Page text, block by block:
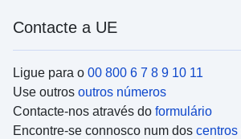
Contacte a UE
Ligue para o 00 800 6 7 8 9 10 11
Use outros outros números
Contacte-nos através do formulário
Encontre-se connosco num dos centros